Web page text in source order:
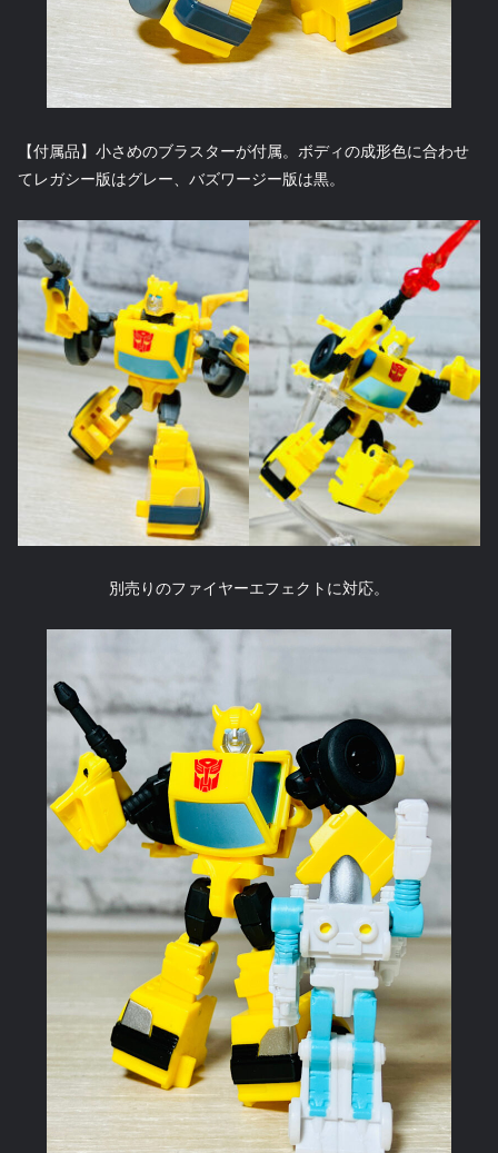
【付属品】小さめのブラスターが付属。ボディの成形色に合わせ
てレガシー版はグレー、バズワージー版は黒。
別売りのファイヤーエフェクトに対応。